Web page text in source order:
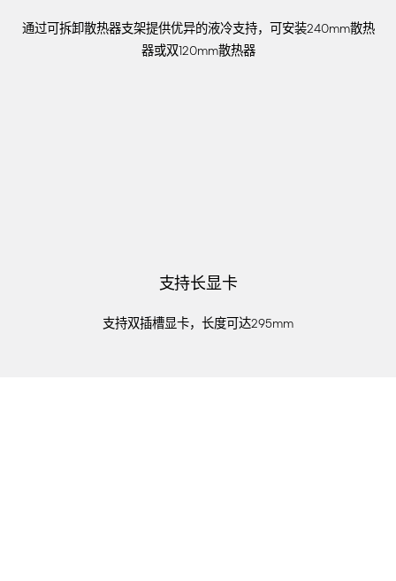
通过可拆卸散热器支架提供优异的液冷支持，可安装240mm散热
器或双120mm散热器
支持长显卡
支持双插槽显卡，长度可达295mm